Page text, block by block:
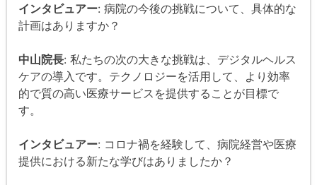
インタビュアー: 病院の今後の挑戦について、具体的な
計画はありますか？
中山院長: 私たちの次の大きな挑戦は、デジタルヘルス
ケアの導入です。テクノロジーを活用して、より効率
的で質の高い医療サービスを提供することが目標で
す。
インタビュアー: コロナ禍を経験して、病院経営や医療
提供における新たな学びはありましたか？